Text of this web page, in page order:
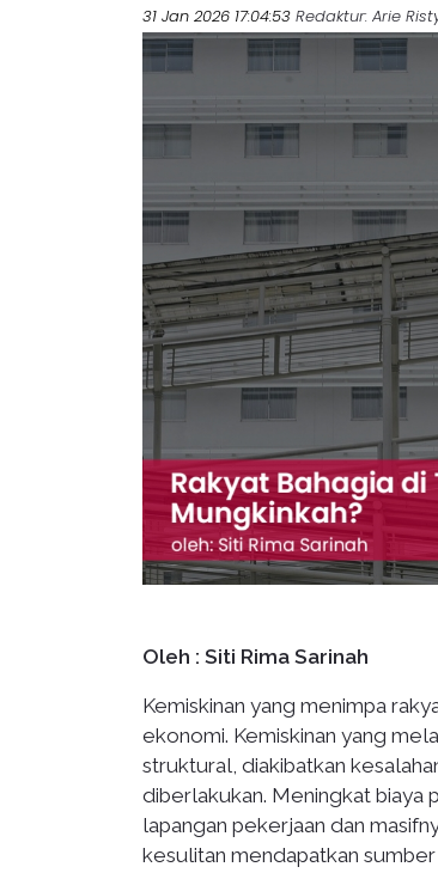
31 Jan 2026 17:04:53 Redaktur: Arie
Oleh : Siti Rima Sarinah
Kemiskinan yang menimpa
ekonomi. Kemiskinan yang
struktural, diakibatkan
diberlakukan. Meningkat biaya
lapangan pekerjaan dan
kesulitan mendapatkan